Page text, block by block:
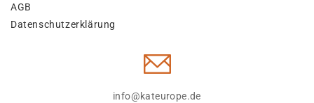
AGB
Datenschutzerklärung
info@kateurope.de